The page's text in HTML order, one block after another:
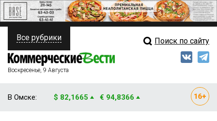
ПОЛИТИКА
ФИНАНСЫ
Свежий выпуск
Все рубрики Поиск по сайту
Воскресенье, 9 Августа
В Омске: $ 82,1665 € 94,8366